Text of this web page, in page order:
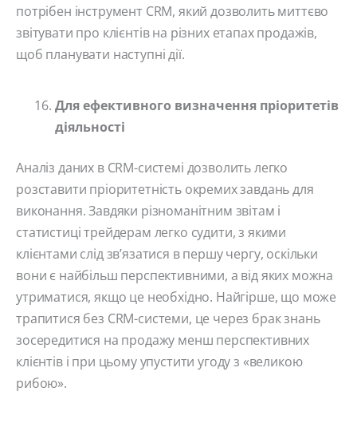
потрібен інструмент CRM, який дозволить миттєво
звітувати про клієнтів на різних етапах продажів,
щоб планувати наступні дії.
Для ефективного визначення пріоритетів
діяльності
Аналіз даних в CRM-системі дозволить легко
розставити пріоритетність окремих завдань для
виконання. Завдяки різноманітним звітам і
статистиці трейдерам легко судити, з якими
клієнтами слід зв’язатися в першу чергу, оскільки
вони є найбільш перспективними, а від яких можна
утриматися, якщо це необхідно. Найгірше, що може
трапитися без CRM-системи, це через брак знань
зосередитися на продажу менш перспективних
клієнтів і при цьому упустити угоду з «великою
рибою».